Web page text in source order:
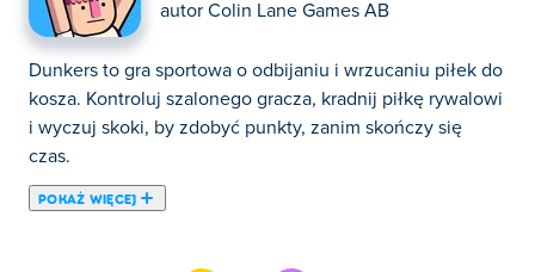
autor Colin Lane Games AB
Dunkers to gra sportowa o odbijaniu i wrzucaniu piłek do
kosza. Kontroluj szalonego gracza, kradnij piłkę rywalowi
i wyczuj skoki, by zdobyć punkty, zanim skończy się
czas.
POKAŻ WIĘCEJ